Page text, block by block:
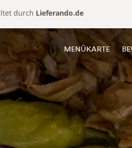
durch Lieferando.de
MENÜKARTE